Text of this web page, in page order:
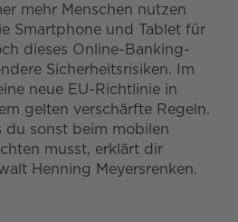
mehr Menschen nutzen
Smartphone und Tablet für
dieses Online-Banking-
Sicherheitsrisiken. Im
neue EU-Richtlinie in
gelten verschärfte Regeln.
du sonst beim mobilen
musst, erklärt dir
Henning Meyersrenken.